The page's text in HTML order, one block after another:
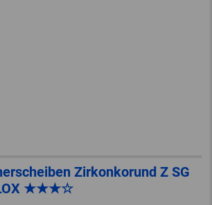
Zirkonkorund Z SG
★★★☆